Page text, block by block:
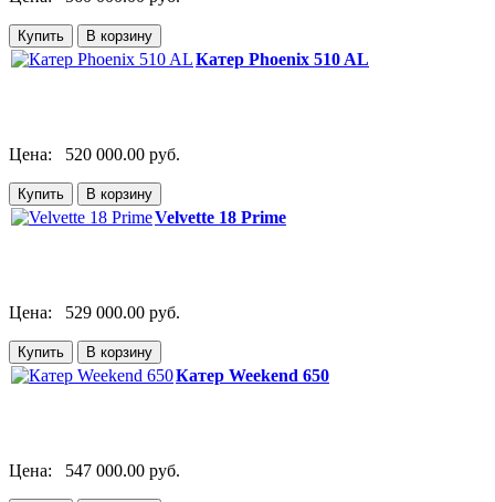
Катер Phoenix 510 AL
Цена: 520 000.00 руб.
Velvette 18 Prime
Цена: 529 000.00 руб.
Катер Weekend 650
Цена: 547 000.00 руб.